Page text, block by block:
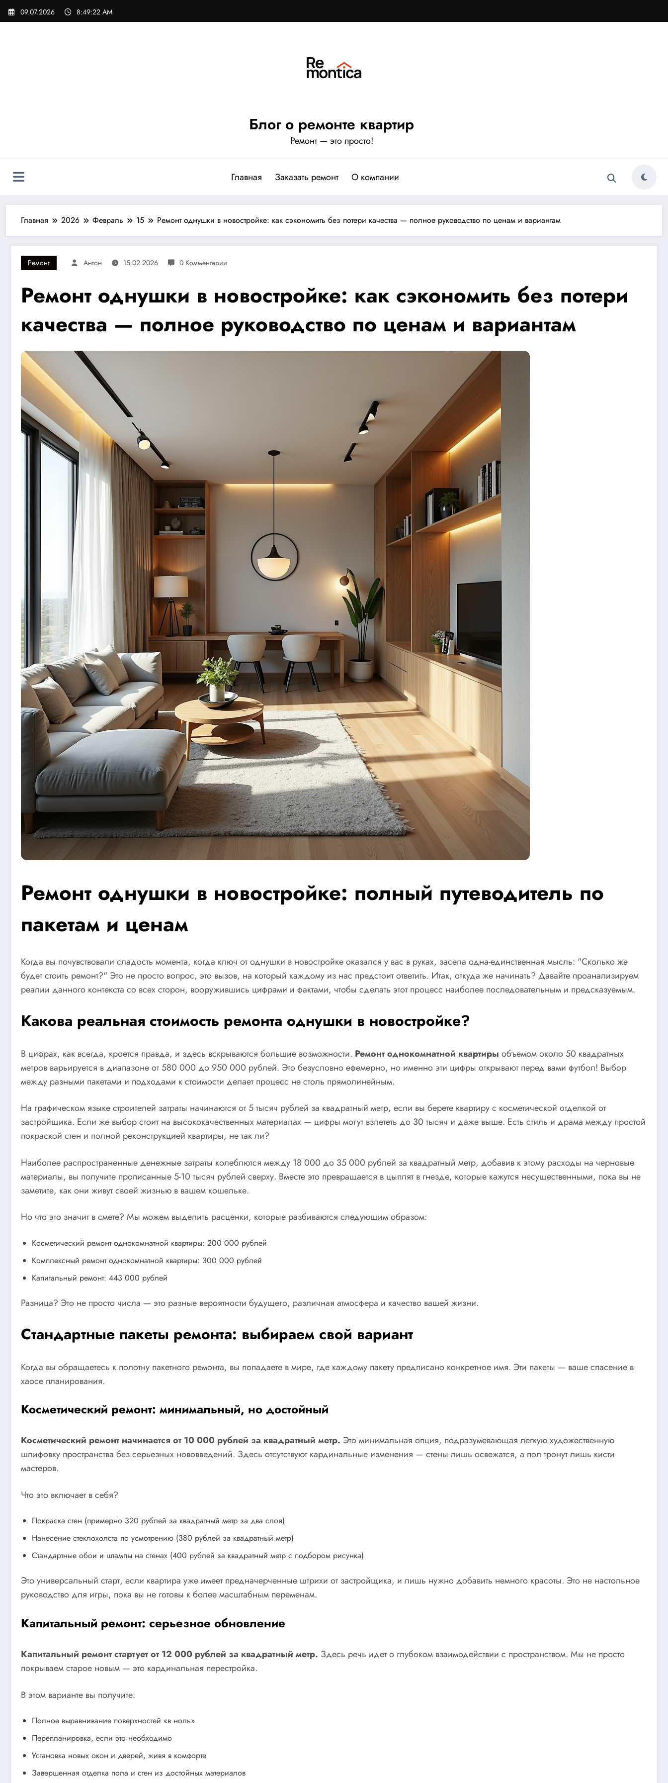
Перейти
09.07.2026 8:49:23 AM
Блог о ремонте квартир
Ремонт — это просто!
Главная Заказать ремонт О компании
Главная 2026 Февраль 15 Ремонт однушки в новостройке: как сэкономить без потери качества — полное руководство по ценам и вариантам
Ремонт Антон 15.02.2026 0 Комментарии
Ремонт однушки в новостройке: как сэкономить без потери
качества — полное руководство по ценам и вариантам
Ремонт однушки в новостройке: полный путеводитель по
пакетам и ценам
Когда вы почувствовали сладость момента, когда ключ от однушки в новостройке оказался у вас в руках, засела одна-единственная мысль: "Сколько же
будет стоить ремонт?" Это не просто вопрос, это вызов, на который каждому из нас предстоит ответить. Итак, откуда же начинать? Давайте проанализируем
реалии данного контекста со всех сторон, вооружившись цифрами и фактами, чтобы сделать этот процесс наиболее последовательным и предсказуемым.
Какова реальная стоимость ремонта однушки в новостройке?
В цифрах, как всегда, кроется правда, и здесь вскрываются большие возможности. Ремонт однокомнатной квартиры объемом около 50 квадратных
метров варьируется в диапазоне от 580 000 до 950 000 рублей. Это безусловно ефемерно, но именно эти цифры открывают перед вами футбол! Выбор
между разными пакетами и подходами к стоимости делает процесс не столь прямолинейным.
На графическом языке строителей затраты начинаются от 5 тысяч рублей за квадратный метр, если вы берете квартиру с косметической отделкой от
застройщика. Если же выбор стоит на высококачественных материалах — цифры могут взлететь до 30 тысяч и даже выше. Есть стиль и драма между простой
покраской стен и полной реконструкцией квартиры, не так ли?
Наиболее распространенные денежные затраты колеблются между 18 000 до 35 000 рублей за квадратный метр, добавив к этому расходы на черновые
материалы, вы получите прописанные 5-10 тысяч рублей сверху. Вместе это превращается в цыплят в гнезде, которые кажутся несущественными, пока вы не
заметите, как они живут своей жизнью в вашем кошельке.
Но что это значит в смете? Мы можем выделить расценки, которые разбиваются следующим образом:
Косметический ремонт однокомнатной квартиры: 200 000 рублей
Комплексный ремонт однокомнатной квартиры: 300 000 рублей
Капитальный ремонт: 443 000 рублей
Разница? Это не просто числа — это разные вероятности будущего, различная атмосфера и качество вашей жизни.
Стандартные пакеты ремонта: выбираем свой вариант
Когда вы обращаетесь к полотну пакетного ремонта, вы попадаете в мире, где каждому пакету предписано конкретное имя. Эти пакеты — ваше спасение в
хаосе планирования.
Косметический ремонт: минимальный, но достойный
Косметический ремонт начинается от 10 000 рублей за квадратный метр. Это минимальная опция, подразумевающая легкую художественную
шлифовку пространства без серьезных нововведений. Здесь отсутствуют кардинальные изменения — стены лишь освежатся, а пол тронут лишь кисти
мастеров.
Что это включает в себя?
Покраска стен (примерно 320 рублей за квадратный метр за два слоя)
Нанесение стеклохолста по усмотрению (380 рублей за квадратный метр)
Стандартные обои и штампы на стенах (400 рублей за квадратный метр с подбором рисунка)
Это универсальный старт, если квартира уже имеет предначерченные штрихи от застройщика, и лишь нужно добавить немного красоты. Это не настольное
руководство для игры, пока вы не готовы к более масштабным переменам.
Капитальный ремонт: серьезное обновление
Капитальный ремонт стартует от 12 000 рублей за квадратный метр. Здесь речь идет о глубоком взаимодействии с пространством. Мы не просто
покрываем старое новым — это кардинальная перестройка.
В этом варианте вы получите:
Полное выравнивание поверхностей «в ноль»
Перепланировка, если это необходимо
Установка новых окон и дверей, живя в комфорте
Завершенная отделка пола и стен из достойных материалов